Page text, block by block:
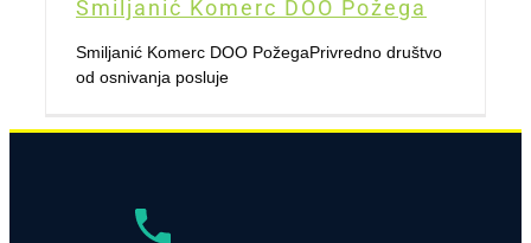
Smiljanić Komerc DOO Požega
Smiljanić Komerc DOO PožegaPrivredno društvo
od osnivanja posluje